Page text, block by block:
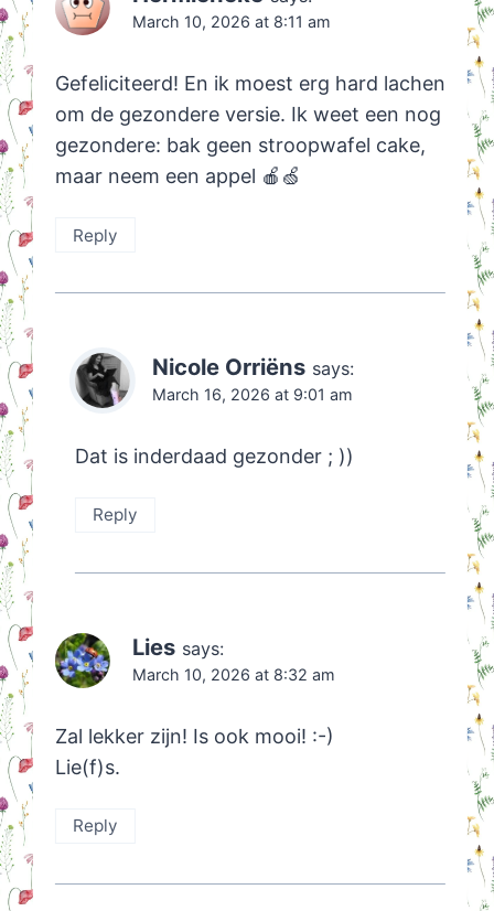
March 10, 2026 at 8:11 am
Gefeliciteerd! En ik moest erg hard lachen
om de gezondere versie. Ik weet een nog
gezondere: bak geen stroopwafel cake,
maar neem een appel 🍎🍏
Reply
Nicole Orriëns says:
March 16, 2026 at 9:01 am
Dat is inderdaad gezonder ; ))
Reply
Lies says:
March 10, 2026 at 8:32 am
Zal lekker zijn! Is ook mooi! :-)
Lie(f)s.
Reply